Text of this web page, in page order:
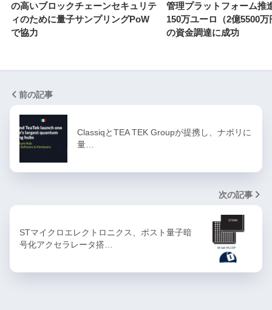
の高いブロックチェーンセキュリテ
ィのために量子サンプリングPoW
で協力
管理プラットフォーム推
150万ユーロ（2億5500万
の資金調達に成功
前の記事
ClassiqとTEA TEK Groupが提携し、ナポリに
量…
次の記事
STマイクロエレクトロニクス、ポスト量子暗
号化アクセラレータ搭…